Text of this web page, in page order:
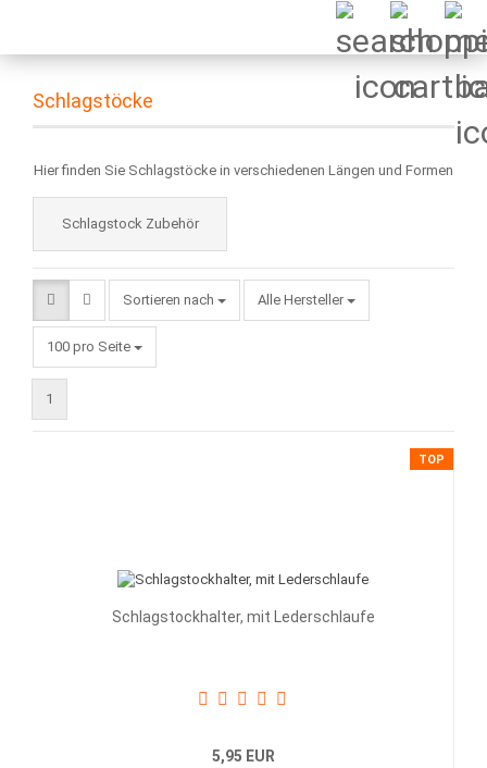
Schlagstöcke
Hier finden Sie Schlagstöcke in verschiedenen Längen und Formen
Schlagstock Zubehör
Sortieren nach
Sortieren nach Alle Hersteller
100 pro Seite
pro Seite
1
TOP
Schlagstockhalter, mit Lederschlaufe
5,95 EUR